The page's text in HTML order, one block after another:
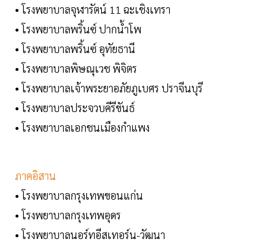
• โรงพยาบาลจุฬารัตน์ 11 ฉะเชิงเทรา
• โรงพยาบาลพริ้นซ์ ปากน้ำโพ
• โรงพยาบาลพริ้นซ์ อุทัยธานี
• โรงพยาบาลพิษณุเวช พิจิตร
• โรงพยาบาลเจ้าพระยาอภัยภูเบศร ปราจีนบุรี
• โรงพยาบาลประจวบคีรีขันธ์
• โรงพยาบาลเอกชนเมืองกำแพง
ภาคอิสาน
• โรงพยาบาลกรุงเทพขอนแก่น
• โรงพยาบาลกรุงเทพอุดร
• โรงพยาบาลนอร์ทอีสเทอร์น-วัฒนา